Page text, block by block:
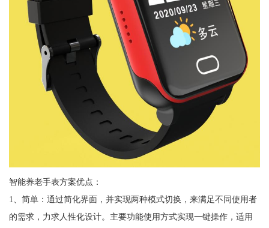
智能养老手表方案优点：
1、简单：通过简化界面，并实现两种模式切换，来满足不同使用者
的需求，力求人性化设计。主要功能使用方式实现一键操作，适用